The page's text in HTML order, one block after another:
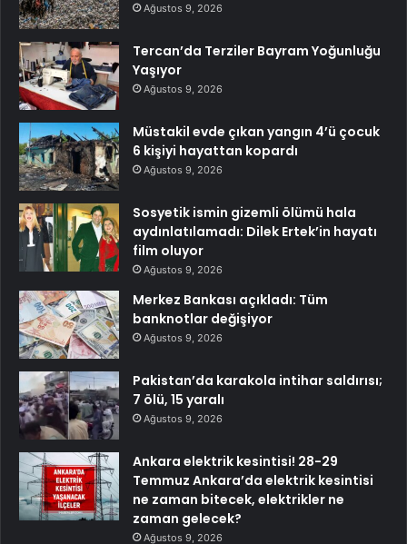
Ağustos 9, 2026
Tercan’da Terziler Bayram Yoğunluğu
Yaşıyor
Ağustos 9, 2026
Müstakil evde çıkan yangın 4’ü çocuk
6 kişiyi hayattan kopardı
Ağustos 9, 2026
Sosyetik ismin gizemli ölümü hala
aydınlatılamadı: Dilek Ertek’in hayatı
film oluyor
Ağustos 9, 2026
Merkez Bankası açıkladı: Tüm
banknotlar değişiyor
Ağustos 9, 2026
Pakistan’da karakola intihar saldırısı;
7 ölü, 15 yaralı
Ağustos 9, 2026
Ankara elektrik kesintisi! 28-29
Temmuz Ankara’da elektrik kesintisi
ne zaman bitecek, elektrikler ne
zaman gelecek?
Ağustos 9, 2026